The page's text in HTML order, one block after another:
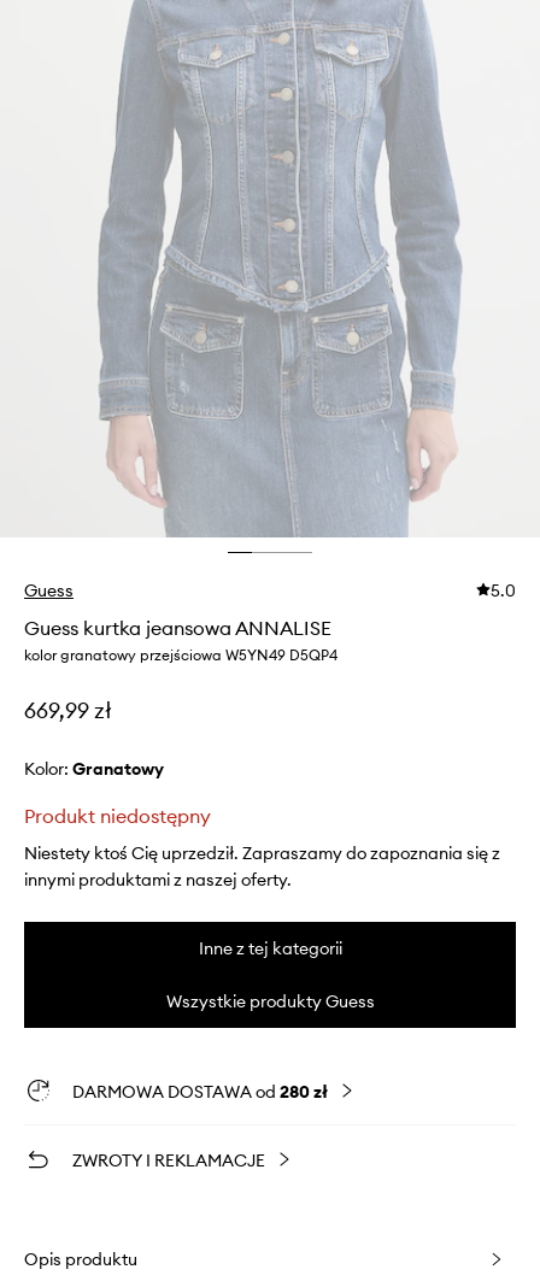
Guess 5.0
Guess kurtka jeansowa ANNALISE
kolor granatowy przejściowa W5YN49 D5QP4
669,99 zł
Kolor: granatowy
Produkt niedostępny
Niestety ktoś Cię uprzedził. Zapraszamy do zapoznania się z
innymi produktami z naszej oferty.
Inne z tej kategorii
Wszystkie produkty Guess
DARMOWA DOSTAWA od 280 zł
ZWROTY I REKLAMACJE
Opis produktu